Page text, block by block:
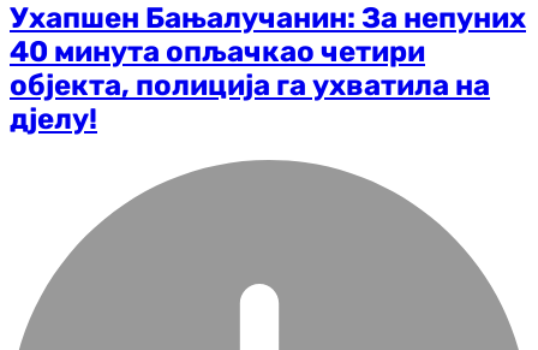
Ухапшен Бањалучанин: За непуних
40 минута опљачкао четири
објекта, полиција га ухватила на
дјелу!